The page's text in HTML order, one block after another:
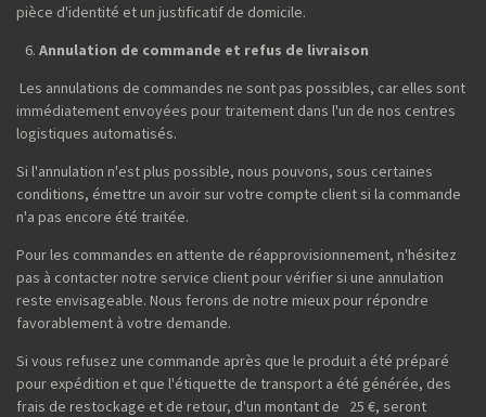
pièce d'identité et un justificatif de domicile.
Annulation de commande et refus de livraison
Les annulations de commandes ne sont pas possibles, car elles sont
immédiatement envoyées pour traitement dans l'un de nos centres
logistiques automatisés.
Si l'annulation n'est plus possible, nous pouvons, sous certaines
conditions, émettre un avoir sur votre compte client si la commande
n'a pas encore été traitée.
Pour les commandes en attente de réapprovisionnement, n'hésitez
pas à contacter notre service client pour vérifier si une annulation
reste envisageable. Nous ferons de notre mieux pour répondre
favorablement à votre demande.
Si vous refusez une commande après que le produit a été préparé
pour expédition et que l'étiquette de transport a été générée, des
frais de restockage et de retour, d'un montant de 25 €, seront